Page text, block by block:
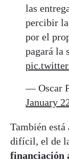
las
percibir
por el
pagará la
— Oscar
January
También
difícil, el de
financiación